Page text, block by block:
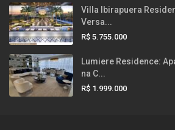
Villa Ibirapuera
Versa...
R$ 5.755.000
Lumiere Residence:
na C...
R$ 1.999.000